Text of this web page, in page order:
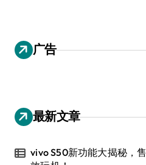
广告
最新文章
vivo S50新功能大揭秘，